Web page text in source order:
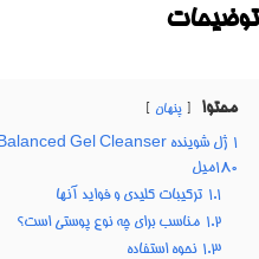
توضیحات
محتوا پنهان
1
۱۸۰میل
1.1 ترکیبات کلیدی و فواید آنها
1.2 مناسب برای چه نوع پوستی است؟
1.3 نحوه استفاده